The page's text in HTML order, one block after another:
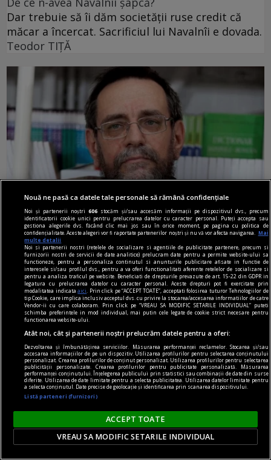
Dar trebuie să îi dăm societății ruse credit că
măcar a încercat. Sacrificiul lui Navalnîi e dovada.
Teodor TIŢĂ
la răscruce de gînduri
Succesiunea
Nici Europa nu stă grozav înaintea unor alegeri
care pot să împingă în parlamentele europene
diferiți demagogi cu promisiuni maximale și
capacități mediocre.
Andrei CORNEA
Nouă ne pasă ca datele tale personale să rămână confidențiale
Noi și partenerii noștri606 stocăm și/sau accesăm informații pe dispozitivul dvs., precum
identificatorii cookie unici pentru prelucrarea datelor cu caracter personal. Puteți accepta sau
gestiona alegerile dvs. făcând clic mai jos sau în orice moment, pe pagina cu politica de
confidențialitate. Aceste alegeri vor fi raportate partenerilor noștri și nu vă vor afecta navigarea.
Mai
multe detalii
Noi si partenerii nostri (retelele de socializare si agentiile de publicitate partenere, precum si
furnizorii nostri de servicii de date analitice) prelucram date pentru a permite website-ului sa
functioneze, pentru a personaliza continutul si anunturile publicitare afisate in functie de
interesele si/sau profilul dvs., pentru a va oferi functionalitati aferente retelelor de socializare si
pentru a analiza traficul pe website. Beneficiati de drepturile prevazute de art. 15-22 din GDPR in
legatura cu prelucrarea datelor cu caracter personal. Aceste drepturi pot fi exercitate prin
modalitatea indicataaici
. Prin click pe “ACCEPT TOATE”, acceptati folosirea tuturor Tehnologiilor de
tip Cookie, care implica inclusiv acceptul dvs. cu privire la stocarea/accesarea informatiilor de catre
Vendor-ii cu care colaboram. Prin click pe “VREAU SA MODIFIC SETARILE INDIVIDUAL” puteti
schimba preferintele in mod individual, mai putin cele legate de cookie strict necesare pentru
functionarea website-ului.
Atât noi, cât și partenerii noștri prelucrăm datele pentru a oferi:
Dezvoltarea și îmbunătățirea serviciilor. Măsurarea performanței reclamelor. Stocarea și/sau
accesarea informațiilor de pe un dispozitiv. Utilizarea profilurilor pentru selectarea conținutului
personalizat. Crearea profilurilor de conținut personalizat. Utilizarea profilurilor pentru selectarea
publicității personalizate. Crearea profilurilor pentru publicitate personalizată. Măsurarea
performanței conținutului. Înțelegerea publicului prin statistici sau combinații de date din surse
diferite. Utilizarea de date limitate pentru a selecta publicitatea. Utilizarea datelor limitate pentru
a selecta conținutul. Date precise de geolocație și identificarea prin scanarea dispozitivului.
Listă parteneri (furnizori)
ACCEPT TOATE
VREAU SA MODIFIC SETARILE INDIVIDUAL